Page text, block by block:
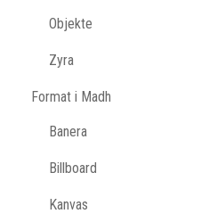
Objekte
Zyra
Format i Madh
Banera
Billboard
Kanvas